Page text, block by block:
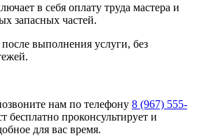
в себя оплату труда мастера и
запасных частей.
выполнения услуги, без
нам по телефону 8 (967) 555-
бесплатно проконсультирует и
для вас время.